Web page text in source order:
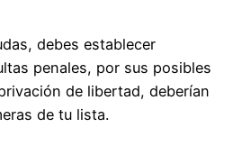
debes establecer
penales, por sus posibles
de libertad, deberían
de tu lista.